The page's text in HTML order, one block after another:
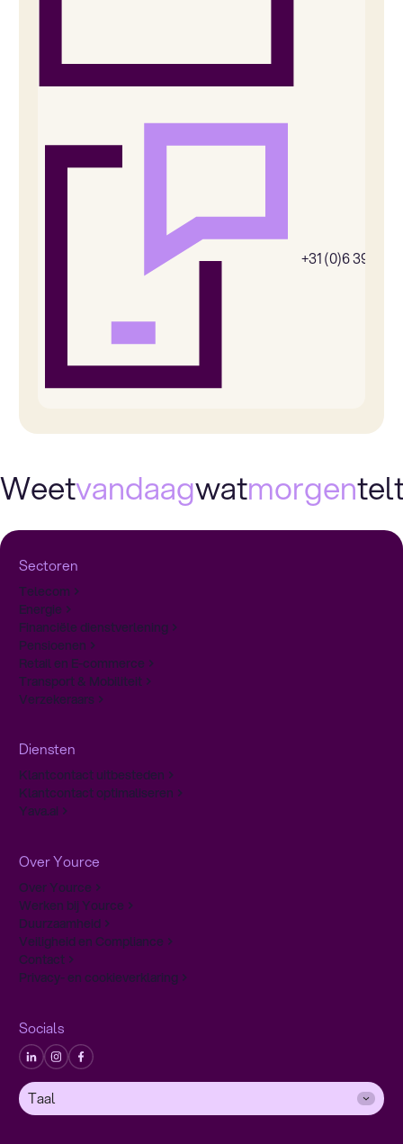
+31 (0)6
Weetvandaagwatmorgen
Sectoren
Telecom
Energie
Financiële dienstverlening
Pensioenen
Retail en E-commerce
Transport & Mobiliteit
Verzekeraars
Diensten
Klantcontact uitbesteden
Klantcontact optimaliseren
Yava.ai
Over Yource
Over Yource
Werken bij Yource
Duurzaamheid
Veiligheid en Compliance
Contact
Privacy- en cookieverklaring
Socials
Taal